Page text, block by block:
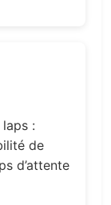
:
de
d’attente